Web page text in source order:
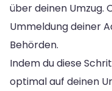
über deinen Umzug.
Ummeldung deiner
Behörden.
Indem du diese
optimal auf deinen